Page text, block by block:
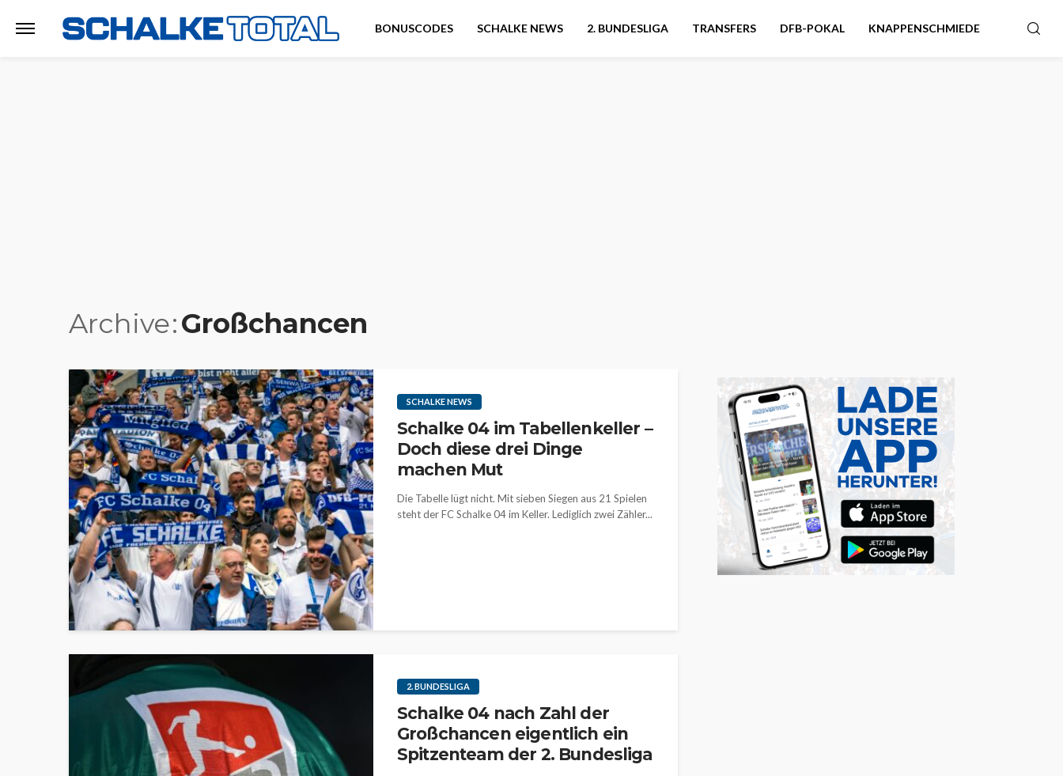
BONUSCODES SCHALKE NEWS 2. BUNDESLIGA TRANSFERS DFB-POKAL KNAPPENSCHMIEDE
Archive Großchancen
SCHALKE NEWS
Schalke 04 im Tabellenkeller –
Doch diese drei Dinge
machen Mut
Die Tabelle lügt nicht. Mit sieben Siegen aus 21 Spielen
steht der FC Schalke 04 im Keller. Lediglich zwei Zähler...
2. BUNDESLIGA
Schalke 04 nach Zahl der
Großchancen eigentlich ein
Spitzenteam der 2. Bundesliga